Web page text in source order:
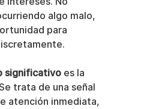
algo malo,
para
significativo es la
trata de una señal
atención inmediata,